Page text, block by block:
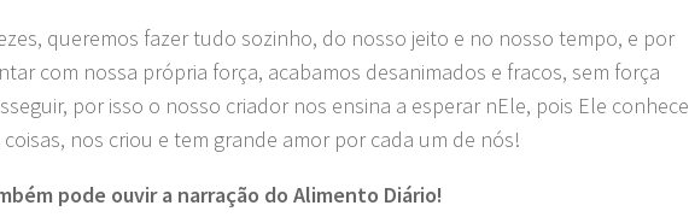
queremos fazer tudo sozinho, do nosso jeito e no nosso tempo, e por
com nossa própria força, acabamos desanimados e fracos, sem força
por isso o nosso criador nos ensina a esperar nEle, pois Ele conhece
nos criou e tem grande amor por cada um de nós!
pode ouvir a narração do Alimento Diário!